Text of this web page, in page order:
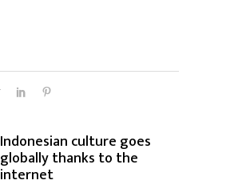
Indonesian culture goes
globally thanks to the
internet